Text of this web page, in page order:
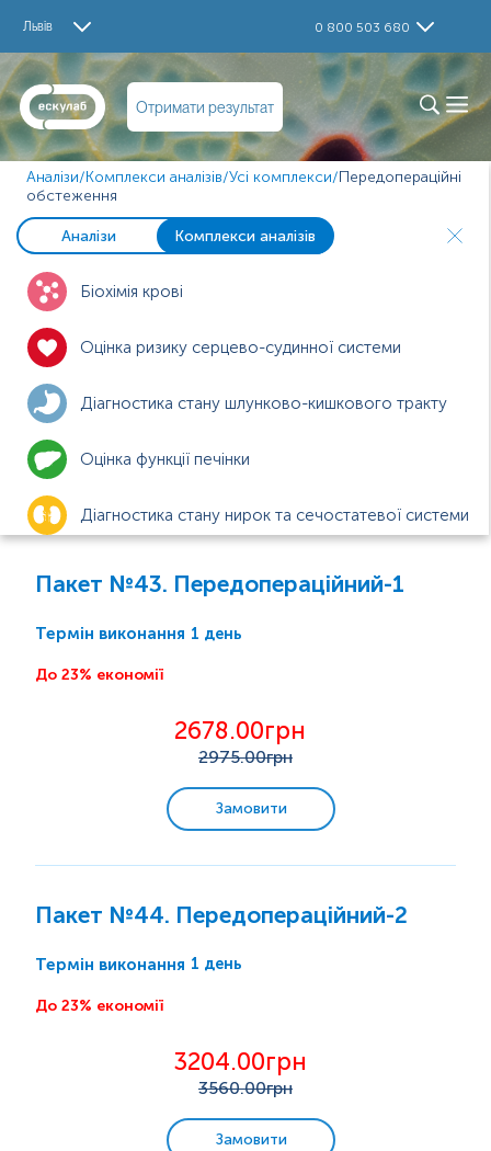
Львів 0 800 503 680
Отримати результат
Аналізи/Комплекси аналізів/Усі комплекси/Передопераційні
обстеження
Аналізи Комплекси аналізів
Біохімія крові
Оцінка ризику серцево-судинної системи
Діагностика стану шлунково-кишкового тракту
Оцінка функції печінки
Діагностика стану нирок та сечостатевої системи
Анемія
Цукровий діабет
Діагностика функцій щитоподібної залози
Інфекції, що передаються статевим шляхом (ІПСШ)
Check-up
Біль у суглобах
Дієта/вегетаріанці
Краса здорової шкіри
Пакет №43. Передопераційний-1
Термін виконання 1 день
До 23% економії
2678.00грн
2975.00грн
Замовити
Пакет №44. Передопераційний-2
Термін виконання 1 день
До 23% економії
3204.00грн
3560.00грн
Замовити